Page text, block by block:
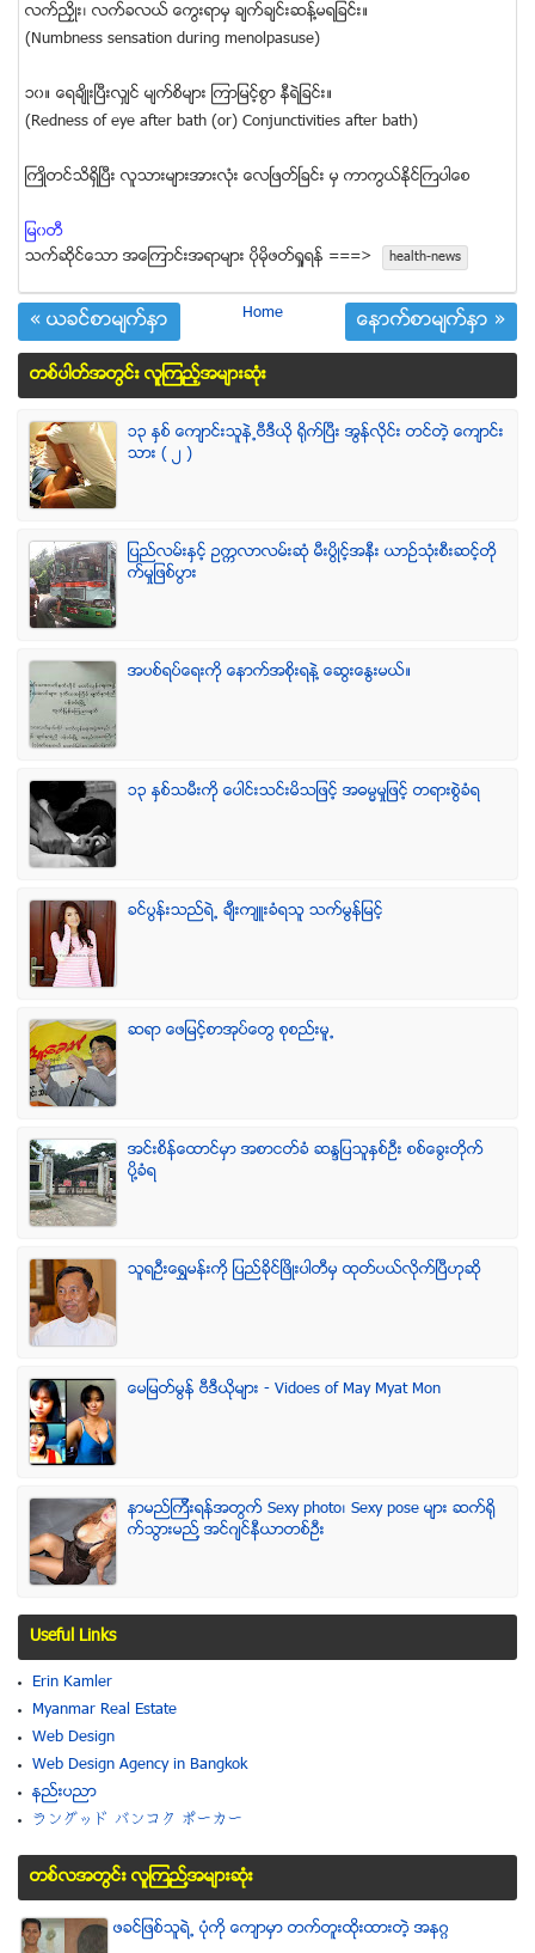
လက္ညႇိဳး၊ လက္ခလယ္ ေကြးရာမွ ခ်က္ခ်င္းဆန္႔မရျခင္း။
(Numbness sensation during menolpasuse)
၁၀။ ေရခ်ိဳးျပီးလွ်င္ မ်က္စိမ်ား ၾကာျမင့္စြာ နီရဲျခင္း။
(Redness of eye after bath (or) Conjunctivities after bath)
ႀကဳိတင္သိရွိၿပီး လူသားမ်ားအားလုံး ေလၿဖတ္ၿခင္း မွ ကာကြယ္နုိင္ႀကပါေစ
ျမ၀တီ
သက္ဆုိင္ေသာ အေၾကာင္းအရာမ်ား ပုိမုိဖတ္ရႈရန္ ===>
health-news
« ယခင္စာမ်က္ႏွာ Home ေနာက္စာမ်က္ႏွာ »
တစ္ပါတ္အတြင္း လူၾကည့္အမ်ားဆံုး
၁၃ ႏွစ္ ေက်ာင္းသူနဲ႕ဗီဒီယို ရိုက္ျပီး အြန္လိုင္း တင္တဲ့ ေက်ာင္း
သား ( ၂ )
ျပည္လမ္းႏွင့္ ဥကၠလာလမ္းဆုံ မီးပြိဳင့္အနီး ယာဥ္သုံးစီးဆင့္တို
က္မႈျဖစ္ပြား
အပစ္ရပ္ေရးကို ေနာက္အစိုးရနဲ႔ ေဆြးေႏြးမယ္။
၁၃ ႏွစ္သမီးကို ေပါင္းသင္းမိသျဖင့္ အဓမၼမႈျဖင့္ တရားစြဲခံရ
ခင္ပြန္းသည္ရဲ႕ ခ်ီးက်ဴးခံရသူ သက္မြန္ျမင့္
ဆရာ ေဖျမင့္စာအုပ္ေတြ စုစည္းမူ႕
အင္းစိန္ေထာင္မွာ အစာငတ္ခံ ဆႏၵျပသူႏွစ္ဦး စစ္ေခြးတုိက္
ပုိ႔ခံရ
သူရဦးေရႊမန္းကို ျပည္ခိုင္ျဖိဳးပါတီမွ ထုတ္ပယ္လိုက္ျပီဟုဆို
ေမျမတ္မြန္ ဗီဒီယုိမ်ား - Vidoes of May Myat Mon
နာမည္ၾကီးရန္အတြက္ Sexy photo၊ Sexy pose မ်ား ဆက္ရို
က္သြားမည္႔ အင္ဂ်င္နီယာတစ္ဦး
Useful Links
Erin Kamler
Myanmar Real Estate
Web Design
Web Design Agency in Bangkok
နည္းပညာ
ラングッド バンコク ポーカー
တစ္လအတြင္း လူၾကည္႔အမ်ားဆံုး
ဖခင္ျဖစ္သူရဲ႕ ပံုကို ေက်ာမွာ တက္တူးထိုးထားတဲ့ အနဂၢ